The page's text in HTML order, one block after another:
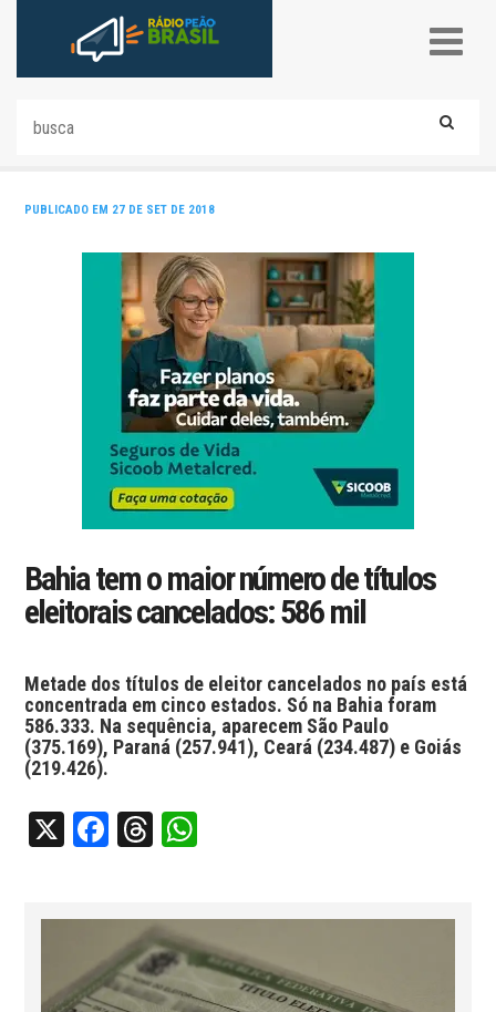
PUBLICADO EM 27 DE SET DE 2018
Bahia tem o maior número de títulos
eleitorais cancelados: 586 mil
Metade dos títulos de eleitor cancelados no país está
concentrada em cinco estados. Só na Bahia foram
586.333. Na sequência, aparecem São Paulo
(375.169), Paraná (257.941), Ceará (234.487) e Goiás
(219.426).
X Facebook
Threads